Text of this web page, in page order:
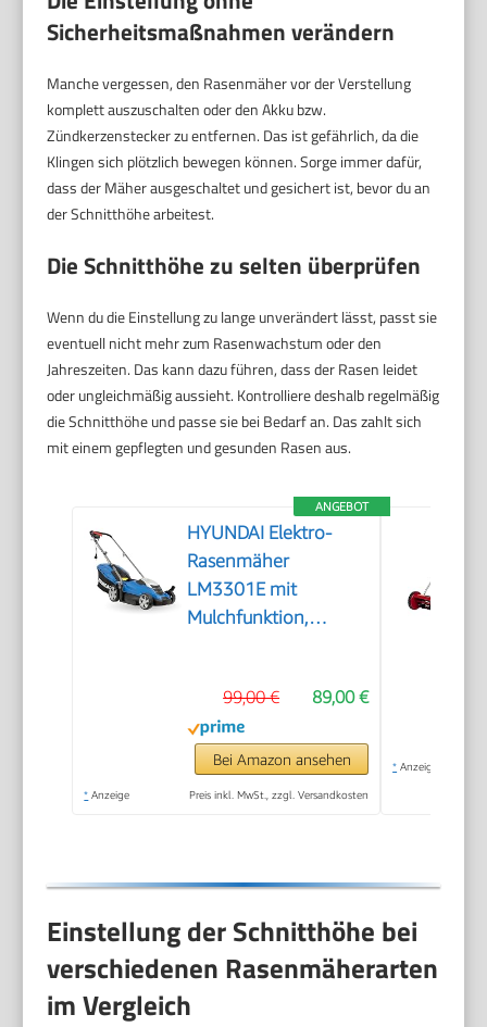
Sicherheitsmaßnahmen verändern
Manche vergessen, den Rasenmäher vor der Verstellung
komplett auszuschalten oder den Akku bzw.
Zündkerzenstecker zu entfernen. Das ist gefährlich, da die
Klingen sich plötzlich bewegen können. Sorge immer dafür,
dass der Mäher ausgeschaltet und gesichert ist, bevor du an
der Schnitthöhe arbeitest.
Die Schnitthöhe zu selten überprüfen
Wenn du die Einstellung zu lange unverändert lässt, passt sie
eventuell nicht mehr zum Rasenwachstum oder den
Jahreszeiten. Das kann dazu führen, dass der Rasen leidet
oder ungleichmäßig aussieht. Kontrolliere deshalb regelmäßig
die Schnitthöhe und passe sie bei Bedarf an. Das zahlt sich
mit einem gepflegten und gesunden Rasen aus.
ANGEBOT
HYUNDAI Elektro-
Rasenmäher
LM3301E mit
Mulchfunktion,
(33cm, 1300W, 35L
Korb, 5-fache
zentrale
Höhenverstellung)
89,00 €
99,00 €
Bei Amazon ansehen
* Anzeige Preis inkl. MwSt., zzgl. Versandkosten
* Anzeige
Einstellung der Schnitthöhe bei
verschiedenen Rasenmäherarten
im Vergleich